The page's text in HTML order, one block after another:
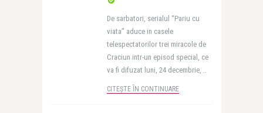
De sarbatori, serialul “Pariu cu
viata” aduce in casele
telespectatorilor trei miracole de
Craciun intr-un episod special, ce
va fi difuzat luni, 24 decembrie, ..
CITEȘTE ÎN CONTINUARE